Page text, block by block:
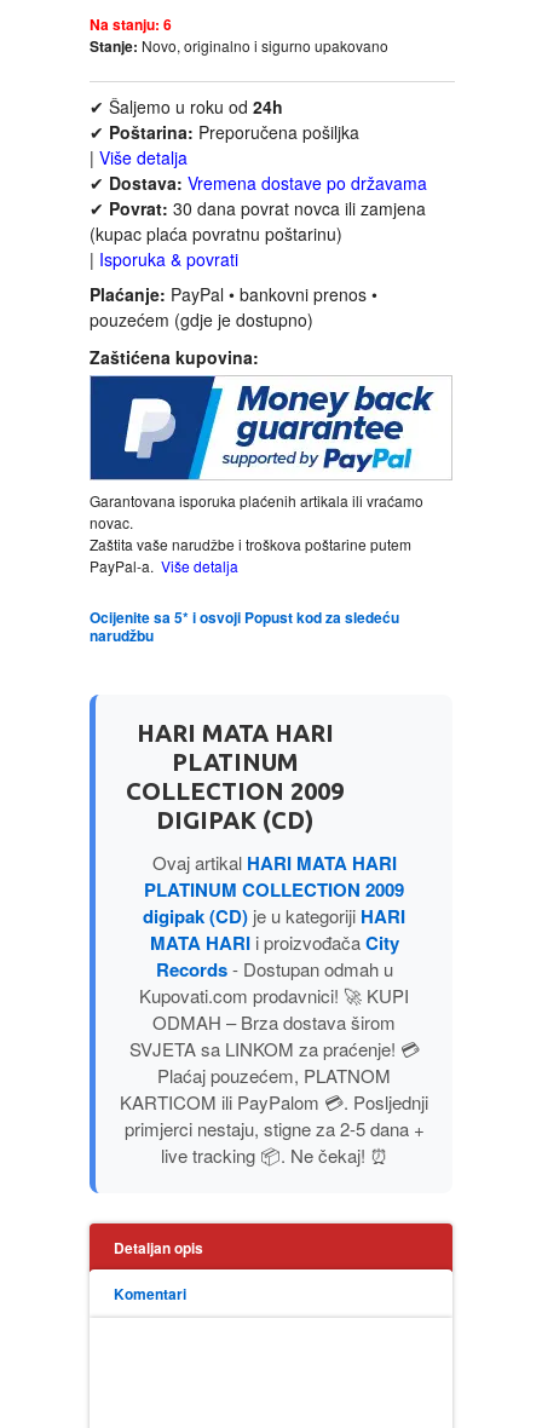
ISTORIJSKI
KLASICI
KNJIGE ZA DECU
KOMEDIJA
KRIMINALISTIČKI
KUVARI
LJUBAVNI
MITOLOGIJA
MUZIKA
POEZIJA
POPULARNA PSIHOLOGIJA
PUBLICISTIKA
PUTOPISI
STRIP
TEORIJE ZAVERE
TINEJDŽ
UMETNOST
Na stanju: 6
Stanje: Novo, originalno i sigurno upakovano
✔ Šaljemo u roku od 24h
✔ Poštarina: Preporučena pošiljka
| Više detalja
✔ Dostava: Vremena dostave po državama
✔ Povrat: 30 dana povrat novca ili zamjena
(kupac plaća povratnu poštarinu)
| Isporuka & povrati
Plaćanje: PayPal • bankovni prenos •
pouzećem (gdje je dostupno)
Zaštićena kupovina:
Garantovana isporuka plaćenih artikala ili vraćamo
novac.
Zaštita vaše narudžbe i troškova poštarine putem
PayPal-a. Više detalja
Ocijenite sa 5* i osvoji Popust kod za sledeću
narudžbu
HARI MATA HARI
PLATINUM
COLLECTION 2009
DIGIPAK (CD)
Ovaj artikal HARI MATA HARI
PLATINUM COLLECTION 2009
digipak (CD) je u kategoriji HARI
MATA HARIi proizvođačaCity
Records- Dostupan odmah u
Kupovati.com prodavnici! 🚀 KUPI
ODMAH – Brza dostava širom
SVJETA sa LINKOM za praćenje! 💳
Plaćaj pouzećem, PLATNOM
KARTICOM ili PayPalom 💳. Posljednji
primjerci nestaju, stigne za 2-5 dana +
live tracking 📦. Ne čekaj! ⏰
Detaljan opis
Komentari